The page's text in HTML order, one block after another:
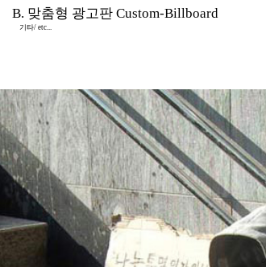
B. 맞춤형 광고판 Custom-Billboard
기타/ etc...